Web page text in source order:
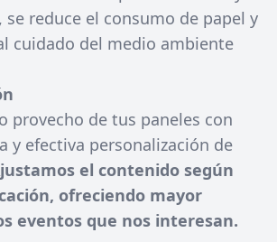
reduce el consumo de papel y
cuidado del medio ambiente
provecho de tus paneles con
y efectiva personalización de
el contenido según
ofreciendo mayor
eventos que nos interesan.